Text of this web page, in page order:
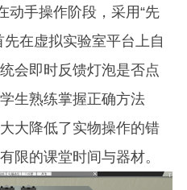
动手操作阶段，采用“先
在虚拟实验室平台上自
会即时反馈灯泡是否点
生熟练掌握正确方法
大降低了实物操作的错
限的课堂时间与器材。